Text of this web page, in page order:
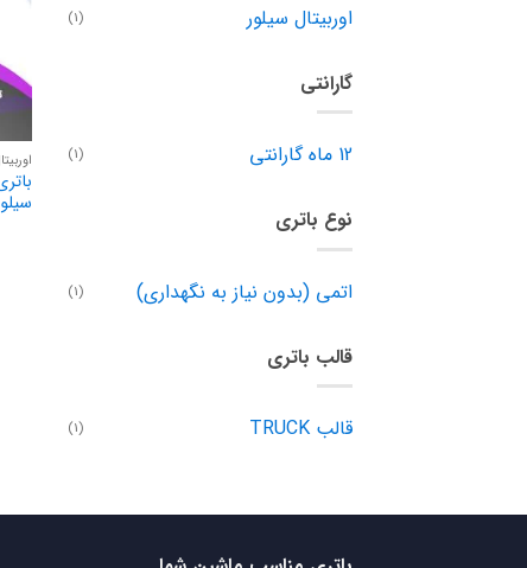
اوربیتال سیلور (1)
گارانتی
12 ماه گارانتی (1)
نوع باتری
اتمی (بدون نیاز به نگهداری) (1)
قالب باتری
قالب TRUCK (1)